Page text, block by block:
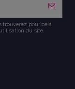
trouverez pour cela
du site.